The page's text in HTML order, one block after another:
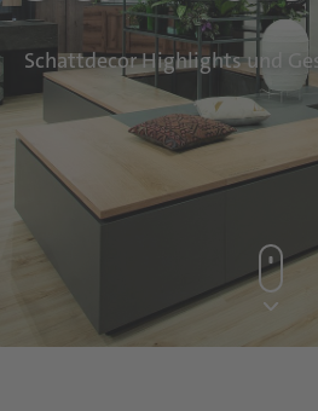
Schattdecor Highlights und